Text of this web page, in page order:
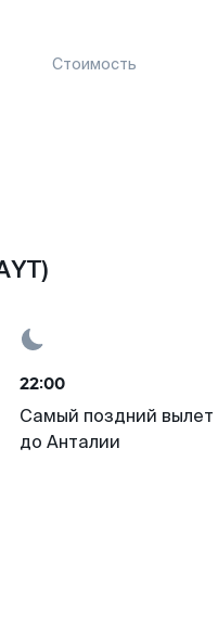
Стоимость
22:00
Самый поздний вылет
до Анталии